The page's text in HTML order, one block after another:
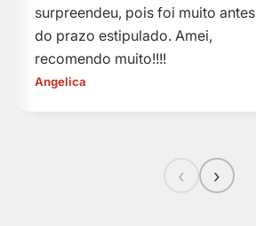
surpreendeu, pois foi muito antes
do prazo estipulado. Amei,
recomendo muito!!!!
Angelica
‹ ›